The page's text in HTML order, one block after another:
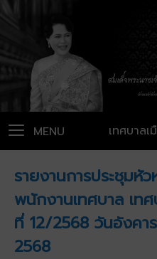
เทศบาลเ
MENU
รายงานการประชุมหั
พนักงานเทศบาล เท
ที่ 12/2568 วันอังคา
2568